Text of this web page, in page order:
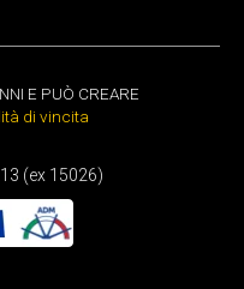
E PUÒ CREARE
di vincita
(ex 15026)